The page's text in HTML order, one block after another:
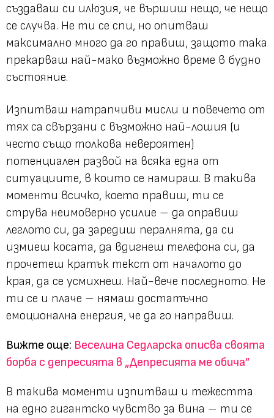
създаваш си илюзия, че вършиш нещо, че нещо
се случва. Не ти се спи, но опитваш
максимално много да го правиш, защото така
прекарваш най-мако възможно време в будно
състояние.
Изпитваш натрапчиви мисли и повечето от
тях са свързани с възможно най-лошия (и
често също толкова невероятен)
потенциален развой на всяка една от
ситуациите, в които се намираш. В такива
моменти всичко, което правиш, ти се
струва неимоверно усилие – да оправиш
леглото си, да заредиш пералнята, да си
измиеш косата, да вдигнеш телефона си, да
прочетеш кратък текст от началото до
края, да се усмихнеш. Най-вече последното. Не
ти се и плаче – нямаш достатъчно
емоционална енергия, че да го направиш.
Вижте още: Веселина Седларска описва своята
борба с депресията в „Депресията ме обича”
В такива моменти изпитваш и тежестта
на едно гигантско чувство за вина – ти се